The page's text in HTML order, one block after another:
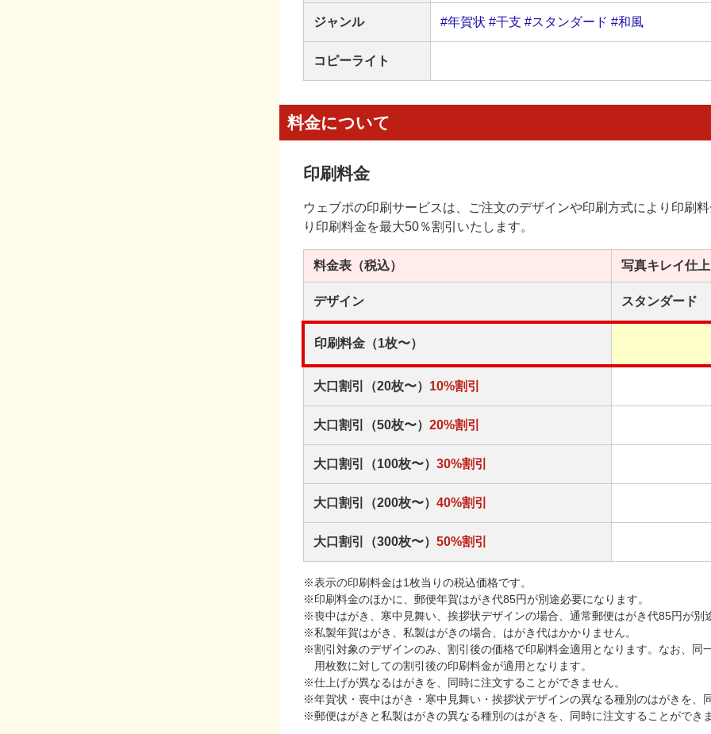
ジャンル #年賀状 #干支 #スタンダード #和風
コピーライト
料金について
印刷料金
ウェブポの印刷サービスは、ご注文のデザインや印刷方式により印刷
り印刷料金を最大50％割引いたします。
料金表 （税込） 写真キレイ仕
デザイン スタンダード
印刷料金（1枚〜）
大口割引（20枚〜） 10%割引
大口割引（50枚〜） 20%割引
大口割引（100枚〜） 30%割引
大口割引（200枚〜） 40%割引
大口割引（300枚〜） 50%割引
※表示の印刷料金は1枚当りの税込価格です。
※印刷料金のほかに、郵便年賀はがき代85円が別途必要になります。
※喪中はがき、寒中見舞い、挨拶状デザインの場合、通常郵便はがき代85円が別
※私製年賀はがき、私製はがきの場合、はがき代はかかりません。
※割引対象のデザインのみ、割引後の価格で印刷料金適用となります。なお、
用枚数に対しての割引後の印刷料金が適用となります。
※仕上げが異なるはがきを、同時に注文することができません。
※年賀状・喪中はがき・寒中見舞い・挨拶状デザインの異なる種別のはがきを、
※郵便はがきと私製はがきの異なる種別のはがきを、同時に注文することができ